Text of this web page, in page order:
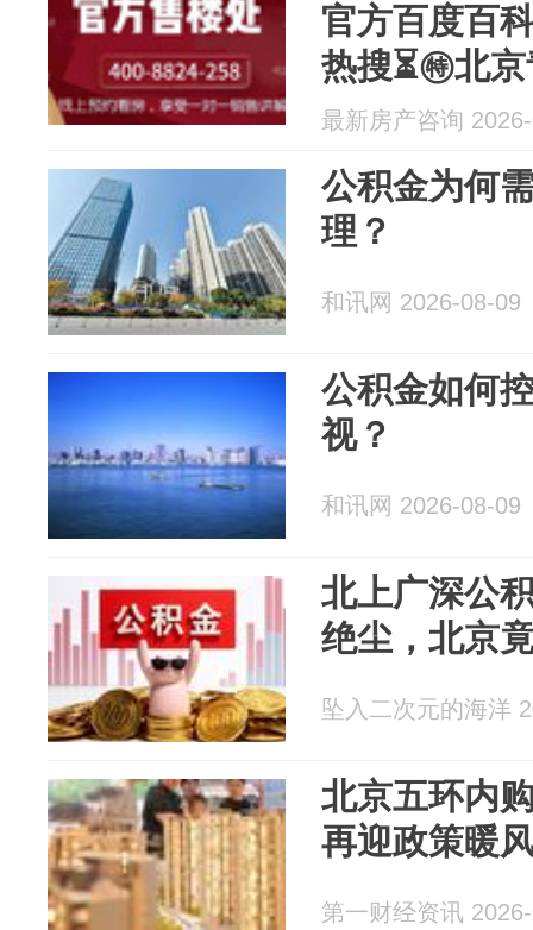
官方百度百
热搜⏳㊕北
欢迎您！
最新房产咨询
公积金为何
理？
和讯网 2026-08-09
公积金如何
视？
和讯网 2026-08-09
北上广深公
绝尘，北京
坠入二次元的海洋
北京五环内
再迎政策暖
第一财经资讯